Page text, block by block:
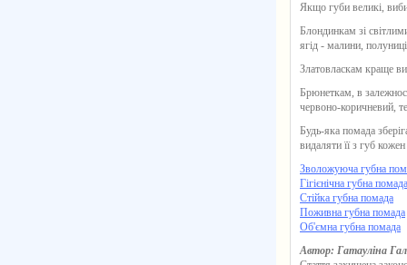
Якщо губи великі,
Блондинкам зі
ягід - малини,
Златовласкам краще
Брюнеткам, в
червоно-коричневий,
Будь-яка помада
видаляти її з губ
Зволожуюча губна
Гігієнічна губна помада
Стійка губна помада
Поживна губна помада
Об'ємна губна помада
Автор: Гатауліна